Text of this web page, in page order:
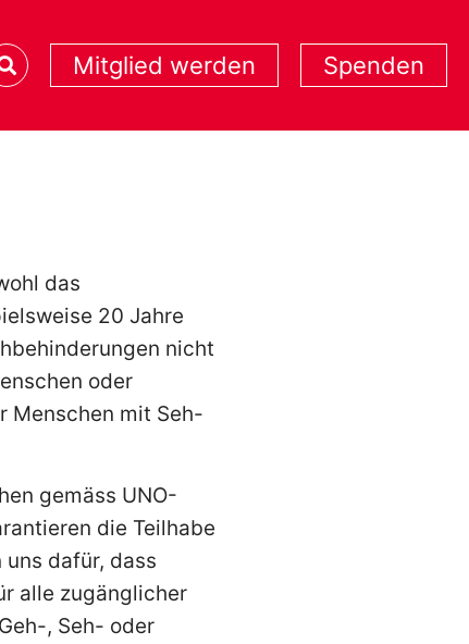
Mitglied werden Spenden
das
20 Jahre
nicht
oder
Menschen mit Seh-
gemäss UNO-
die Teilhabe
dafür, dass
alle zugänglicher
, Seh- oder